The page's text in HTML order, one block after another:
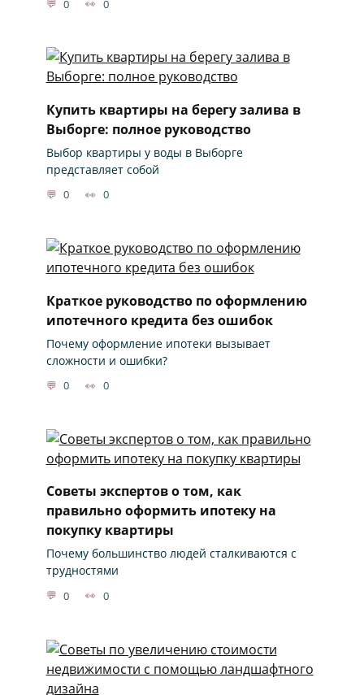
0 0
Купить квартиры на берегу залива в
Выборге: полное руководство
Выбор квартиры у воды в Выборге
представляет собой
0 0
Краткое руководство по оформлению
ипотечного кредита без ошибок
Почему оформление ипотеки вызывает
сложности и ошибки?
0 0
Советы экспертов о том, как
правильно оформить ипотеку на
покупку квартиры
Почему большинство людей сталкиваются с
трудностями
0 0